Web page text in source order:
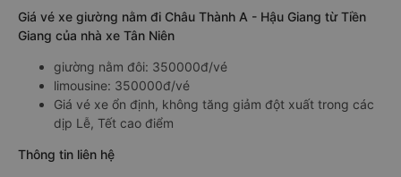
Giá vé xe giường nằm đi Châu Thành A - Hậu Giang từ Tiền
Giang của nhà xe Tân Niên
giường nằm đôi: 350000đ/vé
limousine: 350000đ/vé
Giá vé xe ổn định, không tăng giảm đột xuất trong các
dịp Lễ, Tết cao điểm
Thông tin liên hệ